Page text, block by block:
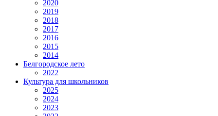
2020
2019
2018
2017
2016
2015
2014
Белгородское лето
2022
Культура для школьников
2025
2024
2023